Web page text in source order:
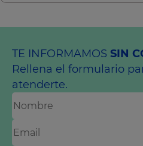
TE INFORMAMOS SIN
Rellena el formulario
atenderte.